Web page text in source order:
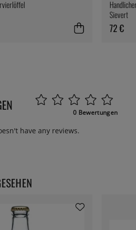
Sievert
72 €
0 Bewertungen
have any reviews.